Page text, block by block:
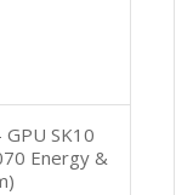
GPU SK10
Energy &